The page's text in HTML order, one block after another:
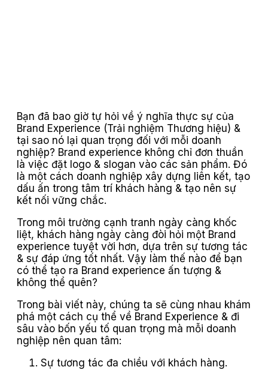
Bạn đã bao giờ tự hỏi về ý nghĩa thực sự của
Brand Experience (Trải nghiệm Thương hiệu) &
tại sao nó lại quan trọng đối với mỗi doanh
nghiệp? Brand experience không chỉ đơn thuần
là việc đặt logo & slogan vào các sản phẩm. Đó
là một cách doanh nghiệp xây dựng liên kết, tạo
dấu ấn trong tâm trí khách hàng & tạo nên sự
kết nối vững chắc.
Trong môi trường cạnh tranh ngày càng khốc
liệt, khách hàng ngày càng đòi hỏi một Brand
experience tuyệt vời hơn, dựa trên sự tương tác
& sự đáp ứng tốt nhất. Vậy làm thế nào để bạn
có thể tạo ra Brand experience ấn tượng &
không thể quên?
Trong bài viết này, chúng ta sẽ cùng nhau khám
phá một cách cụ thể về Brand Experience & đi
sâu vào bốn yếu tố quan trọng mà mỗi doanh
nghiệp nên quan tâm:
Sự tương tác đa chiều với khách hàng.